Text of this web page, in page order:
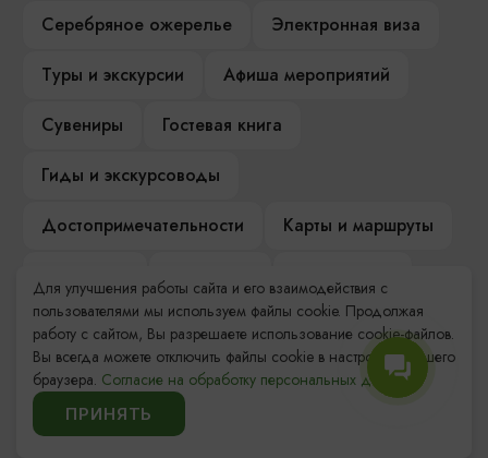
Серебряное ожерелье
Электронная виза
Туры и экскурсии
Афиша мероприятий
Сувениры
Гостевая книга
Гиды и экскурсоводы
Достопримечательности
Карты и маршруты
Компас Балтийской кухни
Настоящий Калининградец
Музеи
Для улучшения работы сайта и его взаимодействия с
пользователями мы используем файлы cookie. Продолжая
работу с сайтом, Вы разрешаете использование cookie-файлов.
Вы всегда можете отключить файлы cookie в настройках Вашего
браузера. Согласие на обработку персональных данных.
ПРИНЯТЬ